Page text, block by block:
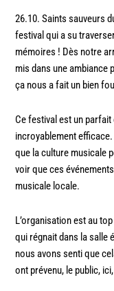
26.10. Saints sauveurs
festival qui a su
mémoires ! Dès notre
mis dans une ambiance
ça nous a fait un bien
Ce festival est un
incroyablement
que la culture musicale
voir que ces
musicale locale.
L’organisation est au
qui régnait dans la salle
nous avons senti que
ont prévenu, le public,